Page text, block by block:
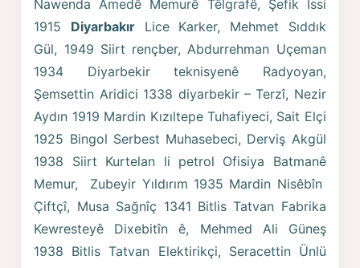
Nawenda Amedê Memurê Têlgrafê, Şefik Issi
1915 Diyarbakır Lice Karker, Mehmet Sıddık
Gül, 1949 Siirt rençber, Abdurrehman Uçeman
1934 Diyarbekir teknisyenê Radyoyan,
Şemsettin Aridici 1338 diyarbekir – Terzî, Nezir
Aydın 1919 Mardin Kızıltepe Tuhafiyeci, Sait Elçi
1925 Bingol Serbest Muhasebeci, Derviş Akgül
1938 Siirt Kurtelan li petrol Ofisiya Batmanê
Memur, Zubeyir Yıldırım 1935 Mardin Nisêbîn
Çiftçî, Musa Sağnîç 1341 Bitlis Tatvan Fabrika
Kewresteyê Dixebitîn ê, Mehmed Ali Güneş
1938 Bitlis Tatvan Elektirikçi, Seracettin Ünlü